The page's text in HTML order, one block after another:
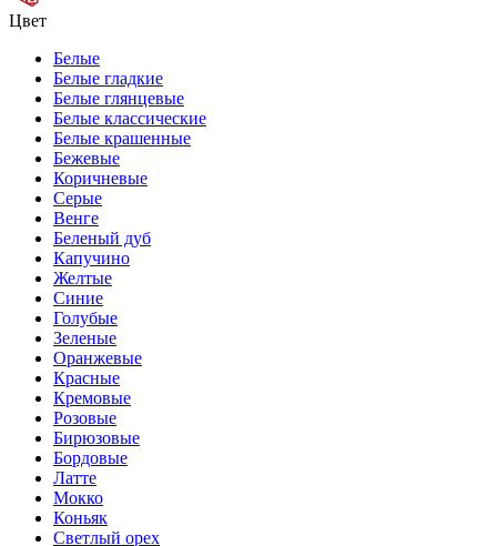
Цвет
Белые
Белые гладкие
Белые глянцевые
Белые классические
Белые крашенные
Бежевые
Коричневые
Серые
Венге
Беленый дуб
Капучино
Желтые
Синие
Голубые
Зеленые
Оранжевые
Красные
Кремовые
Розовые
Бирюзовые
Бордовые
Латте
Мокко
Коньяк
Светлый орех